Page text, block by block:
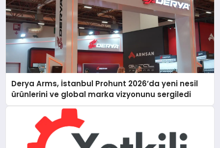
Derya Arms, İstanbul Prohunt 2026’da yeni nesil
ürünlerini ve global marka vizyonunu sergiledi